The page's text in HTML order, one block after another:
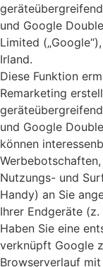
und Google
Limited
Irland.
Diese Funktion
Remarketing
und Google
können
Nutzungs- und
Handy) an Sie
Ihrer Endgeräte
Haben Sie eine
verknüpft Google
Browserverlauf